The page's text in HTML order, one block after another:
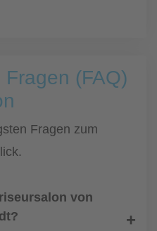
(FAQ)
Fragen zum
von